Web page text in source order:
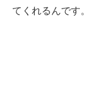
てくれるんです。